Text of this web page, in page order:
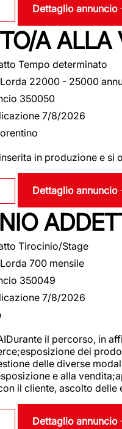
Dettaglio annuncio
A ALLA
Tempo determinato
22000 - 25000
350050
7/8/2026
in produzione e si
Dettaglio annuncio
Tirocinio/Stage
700 mensile
350049
7/8/2026
il percorso, in
dei
delle diverse
e alla
il cliente, ascolto
Dettaglio annuncio